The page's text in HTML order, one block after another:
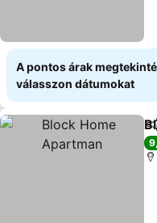
A pontos árak
válasszon dátumokat